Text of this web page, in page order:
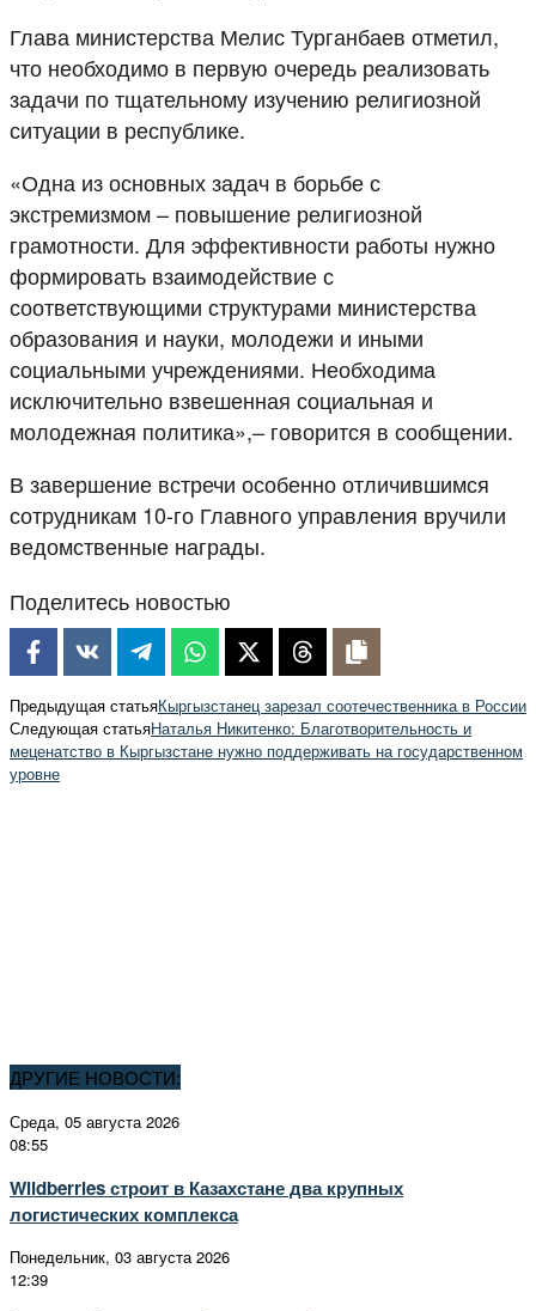
Глава министерства Мелис Турганбаев отметил,
что необходимо в первую очередь реализовать
задачи по тщательному изучению религиозной
ситуации в республике.
«Одна из основных задач в борьбе с
экстремизмом – повышение религиозной
грамотности. Для эффективности работы нужно
формировать взаимодействие с
соответствующими структурами министерства
образования и науки, молодежи и иными
социальными учреждениями. Необходима
исключительно взвешенная социальная и
молодежная политика»,– говорится в сообщении.
В завершение встречи особенно отличившимся
сотрудникам 10-го Главного управления вручили
ведомственные награды.
Поделитесь новостью
Предыдущая статьяКыргызстанец зарезал соотечественника в России
Следующая статьяНаталья Никитенко: Благотворительность и
меценатство в Кыргызстане нужно поддерживать на государственном
уровне
ДРУГИЕ НОВОСТИ:
Среда, 05 августа 2026
08:55
Wildberries строит в Казахстане два крупных
логистических комплекса
Понедельник, 03 августа 2026
12:39